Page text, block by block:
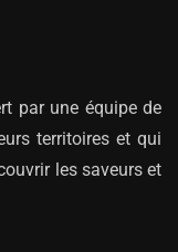
par une équipe de
territoires et qui
les saveurs et